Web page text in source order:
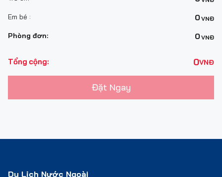
Em bé : 0VNĐ
Phòng đơn: 0VNĐ
Tổng cộng: 0VNĐ
Đặt Ngay
Du Lịch Nước Ngoài